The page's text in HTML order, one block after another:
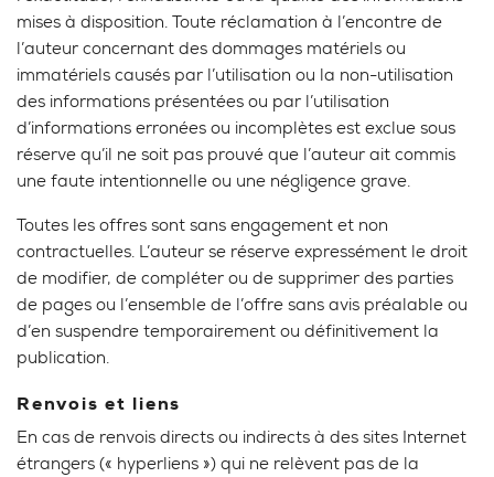
mises à disposition. Toute réclamation à l’encontre de
l’auteur concernant des dommages matériels ou
immatériels causés par l’utilisation ou la non-utilisation
des informations présentées ou par l’utilisation
d’informations erronées ou incomplètes est exclue sous
réserve qu’il ne soit pas prouvé que l’auteur ait commis
une faute intentionnelle ou une négligence grave.
Toutes les offres sont sans engagement et non
contractuelles. L’auteur se réserve expressément le droit
de modifier, de compléter ou de supprimer des parties
de pages ou l’ensemble de l’offre sans avis préalable ou
d’en suspendre temporairement ou définitivement la
publication.
Renvois et liens
En cas de renvois directs ou indirects à des sites Internet
étrangers (« hyperliens ») qui ne relèvent pas de la